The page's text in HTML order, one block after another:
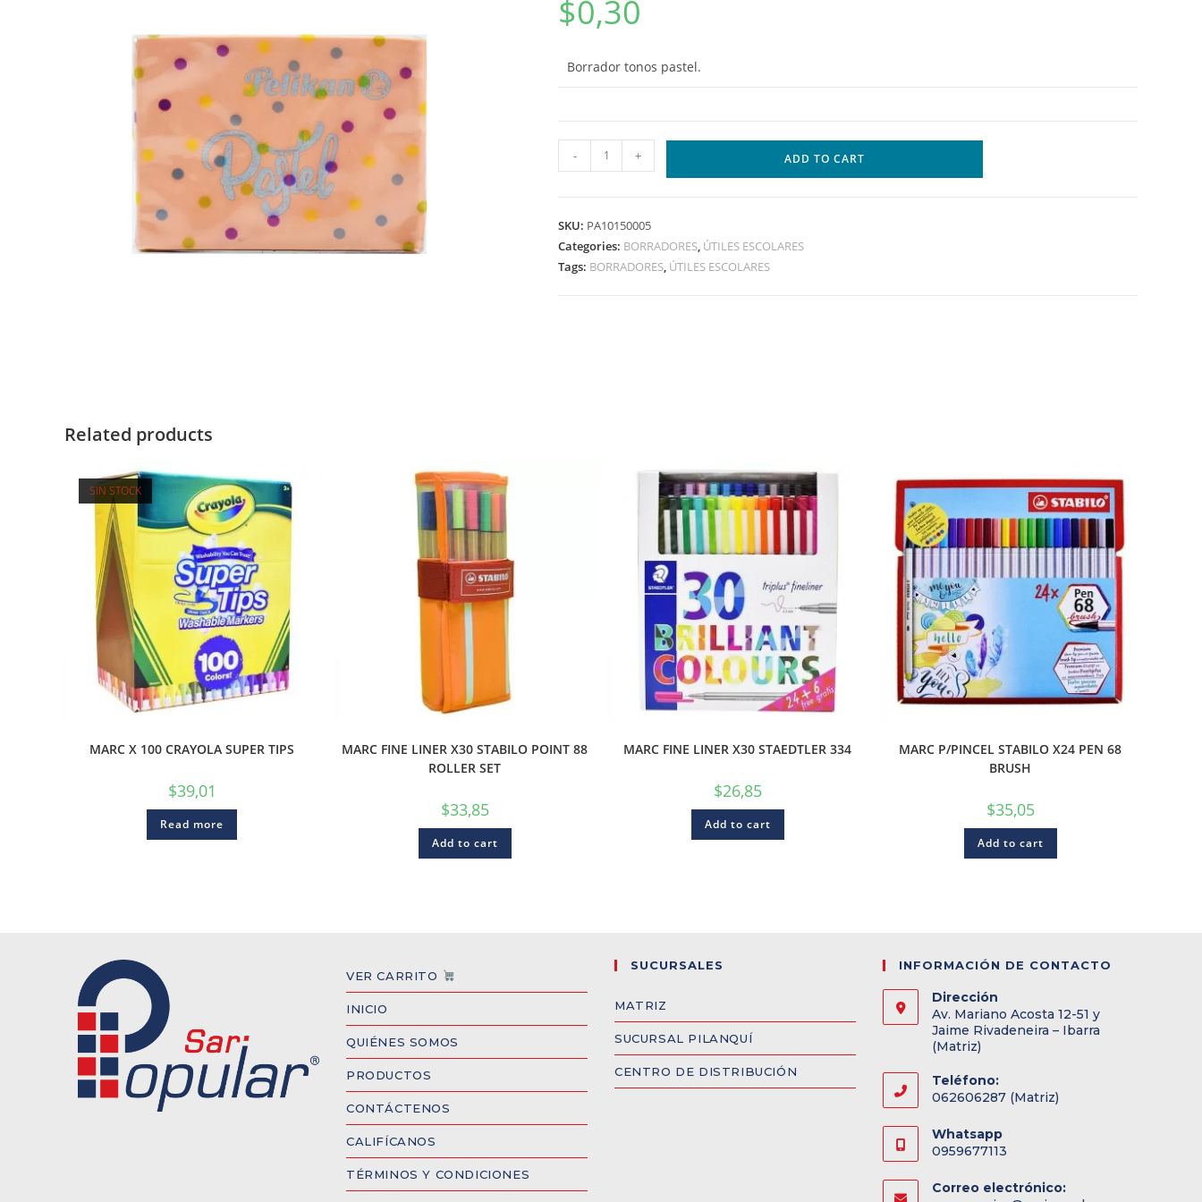
$0,30
Borrador tonos pastel.
- + ADD TO CART
SKU: PA10150005
Categories: BORRADORES ÚTILES ESCOLARES
Tags: BORRADORES ÚTILES ESCOLARES
Related products
SIN STOCK
MARC X 100 CRAYOLA SUPER TIPS
$39,01
Read more
MARC FINE LINER X30 STABILO POINT 88
ROLLER SET
$33,85
Add to cart
MARC FINE LINER X30 STAEDTLER 334
$26,85
Add to cart
MARC P/PINCEL STABILO X24 PEN 68
BRUSH
$35,05
Add to cart
VER CARRITO
INICIO
QUIÉNES SOMOS
PRODUCTOS
CONTÁCTENOS
CALIFÍCANOS
TÉRMINOS Y CONDICIONES
SUCURSALES
MATRIZ
SUCURSAL PILANQUÍ
CENTRO DE DISTRIBUCIÓN
INFORMACIÓN DE CONTACTO
Dirección
Av. Mariano Acosta 12-51 y
Jaime Rivadeneira – Ibarra
(Matriz)
Teléfono:
062606287 (Matriz)
Whatsapp
0959677113
Correo electrónico: